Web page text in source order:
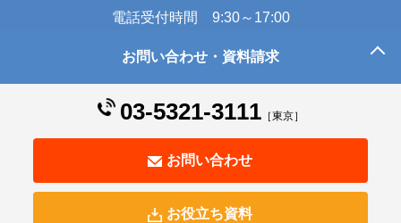
お問い合わせ・資料請求
03-5321-3111［東京］
お問い合わせ
お役立ち資料
電話受付時間 9:30～17:00
このページの先頭へ